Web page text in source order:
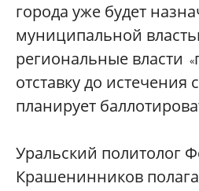
города уже будет
муниципальной
региональные власти «
отставку до истечения
планирует
Уральский политолог
Крашенинников